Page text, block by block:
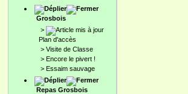
Grosbois
>
Plan d'accès
> Visite de Classe
> Encore le pivert !
> Essaim sauvage
Repas Grosbois